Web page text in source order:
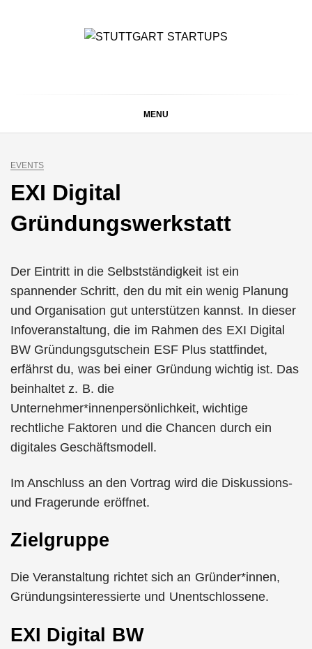
MENU
EVENTS
EXI Digital
Gründungswerkstatt
Der Eintritt in die Selbstständigkeit ist ein
spannender Schritt, den du mit ein wenig Planung
und Organisation gut unterstützen kannst. In dieser
Infoveranstaltung, die im Rahmen des EXI Digital
BW Gründungsgutschein ESF Plus stattfindet,
erfährst du, was bei einer Gründung wichtig ist. Das
beinhaltet z. B. die
Unternehmer*innenpersönlichkeit, wichtige
rechtliche Faktoren und die Chancen durch ein
digitales Geschäftsmodell.
Im Anschluss an den Vortrag wird die Diskussions-
und Fragerunde eröffnet.
Zielgruppe
Die Veranstaltung richtet sich an Gründer*innen,
Gründungsinteressierte und Unentschlossene.
EXI Digital BW